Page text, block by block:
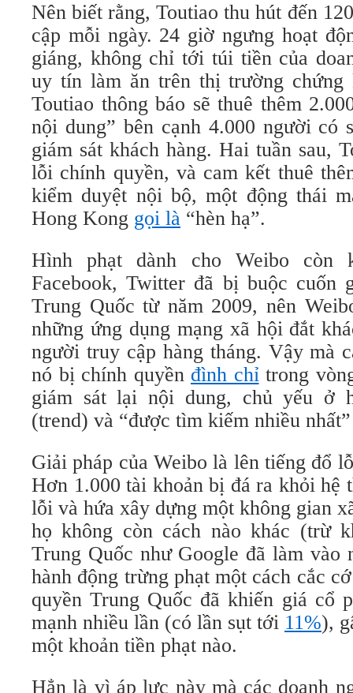
Nên biết rằng, Toutiao thu hút đến
cập mỗi ngày. 24 giờ ngưng hoạt
giáng, không chỉ tới túi tiền của
uy tín làm ăn trên thị trường chứng
Toutiao thông báo sẽ thuê thêm
nội dung” bên cạnh 4.000 người có
giám sát khách hàng. Hai tuần sau,
lỗi chính quyền, và cam kết thuê
kiểm duyệt nội bộ, một động thái
Hong Kong gọi là “hèn hạ”.
Hình phạt dành cho Weibo còn
Facebook, Twitter đã bị buộc
Trung Quốc từ năm 2009, nên
những ứng dụng mạng xã hội đắt
người truy cập hàng tháng. Vậy mà
nó bị chính quyền đình chỉtrong
giám sát lại nội dung, chủ yếu ở
(trend) và “được tìm kiếm nhiều
Giải pháp của Weibo là lên tiếng đổ
Hơn 1.000 tài khoản bị đá ra khỏi hệ
lỗi và hứa xây dựng một không gian
họ không còn cách nào khác (trừ
Trung Quốc như Google đã làm vào
hành động trừng phạt một cách cắc
quyền Trung Quốc đã khiến giá cổ
mạnh nhiều lần (có lần sụt tới 11%),
một khoản tiền phạt nào.
Hẳn là vì áp lực này mà các doanh